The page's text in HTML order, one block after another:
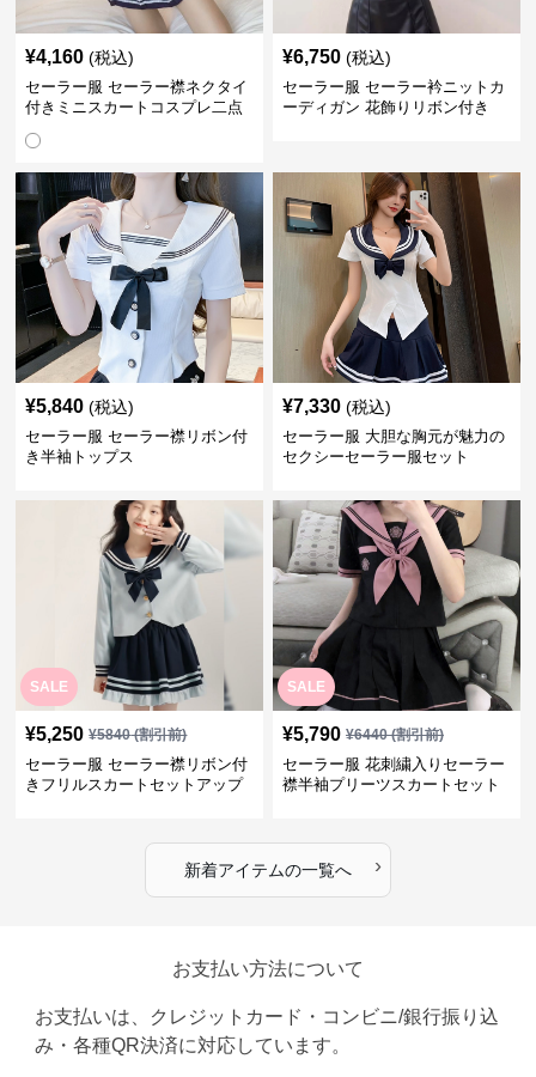
¥4,160 (税込)
セーラー服 セーラー襟ネクタイ
付きミニスカートコスプレ二点
¥6,750 (税込)
セーラー服 セーラー衿ニットカ
ーディガン 花飾りリボン付き
¥5,840 (税込)
セーラー服 セーラー襟リボン付
き半袖トップス
¥7,330 (税込)
セーラー服 大胆な胸元が魅力の
セクシーセーラー服セット
SALE
¥5,250 ¥5840(割引前)
セーラー服 セーラー襟リボン付
きフリルスカートセットアップ
SALE
¥5,790 ¥6440(割引前)
セーラー服 花刺繍入りセーラー
襟半袖プリーツスカートセット
新着アイテムの一覧へ ›
お支払い方法について
お支払いは、クレジットカード・コンビニ/銀行振り込
み・各種QR決済に対応しています。